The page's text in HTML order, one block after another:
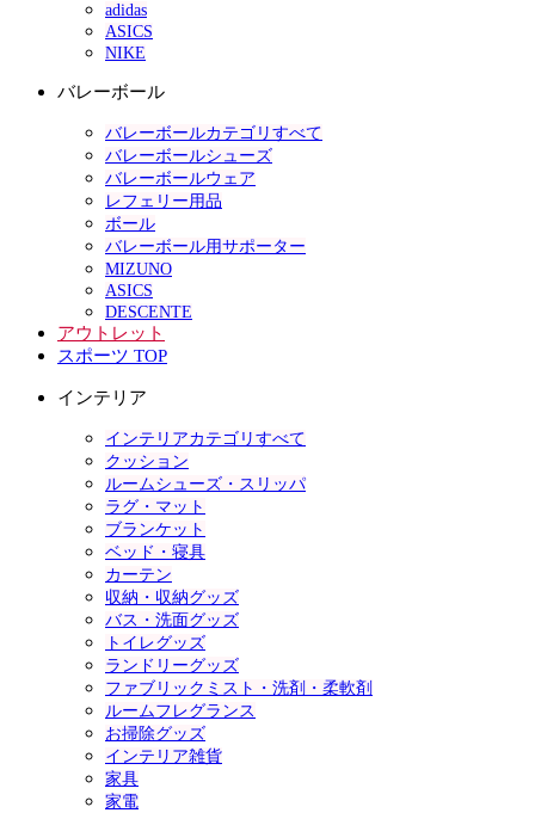
adidas
ASICS
NIKE
バレーボール
バレーボールカテゴリすべて
バレーボールシューズ
バレーボールウェア
レフェリー用品
ボール
バレーボール用サポーター
MIZUNO
ASICS
DESCENTE
アウトレット
スポーツ TOP
インテリア
インテリアカテゴリすべて
クッション
ルームシューズ・スリッパ
ラグ・マット
ブランケット
ベッド・寝具
カーテン
収納・収納グッズ
バス・洗面グッズ
トイレグッズ
ランドリーグッズ
ファブリックミスト・洗剤・柔軟剤
ルームフレグランス
お掃除グッズ
インテリア雑貨
家具
家電